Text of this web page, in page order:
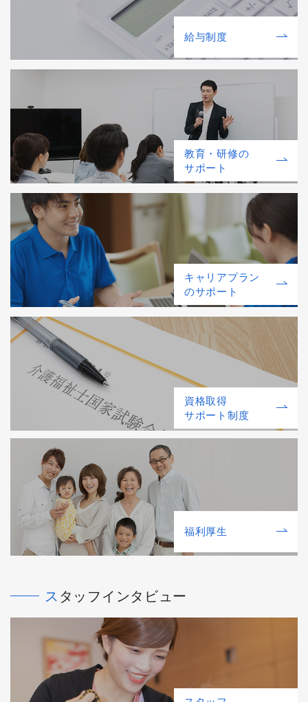
給与制度
教育・研修の
サポート
キャリアプラン
のサポート
資格取得
サポート制度
福利厚⽣
スタッフインタビュー